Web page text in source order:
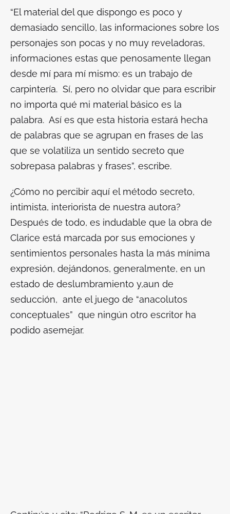
“El material del que dispongo es poco y
demasiado sencillo, las informaciones sobre los
personajes son pocas y no muy reveladoras,
informaciones estas que penosamente llegan
desde mí para mí mismo: es un trabajo de
carpintería. Sí, pero no olvidar que para escribir
no importa qué mi material básico es la
palabra. Así es que esta historia estará hecha
de palabras que se agrupan en frases de las
que se volatiliza un sentido secreto que
sobrepasa palabras y frases”, escribe.
¿Cómo no percibir aquí el método secreto,
intimista, interiorista de nuestra autora?
Después de todo, es indudable que la obra de
Clarice está marcada por sus emociones y
sentimientos personales hasta la más mínima
expresión, dejándonos, generalmente, en un
estado de deslumbramiento y,aun de
seducción, ante el juego de “anacolutos
conceptuales” que ningún otro escritor ha
podido asemejar.